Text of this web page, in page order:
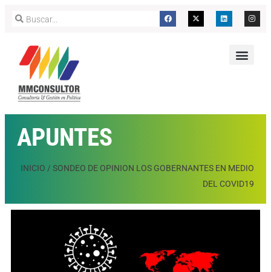
APUNTES
INICIO / SONDEO DE OPINION LOS GOBERNANTES EN MEDIO
DEL COVID19